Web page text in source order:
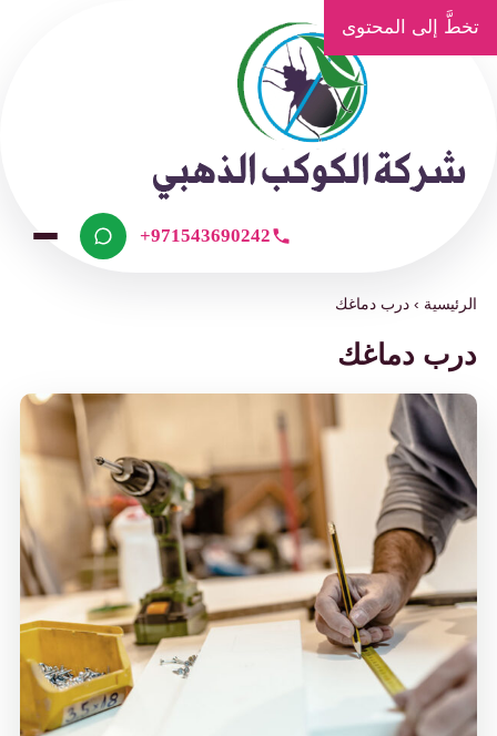
تخطَّ إلى المحتوى
+971543690242
الرئيسية ›درب دماغك
درب دماغك